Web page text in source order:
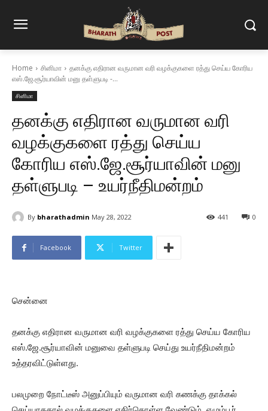
Home சினிமா
தனக்கு எதிரான வருமான வரி வழக்குகளை ரத்து செய்ய கோரிய
எஸ்.ஜே.சூர்யாவின் மனு தள்ளுபடி -...
சினிமா
தனக்கு எதிரான வருமான வரி
வழக்குகளை ரத்து செய்ய
கோரிய எஸ்.ஜே.சூர்யாவின் மனு
தள்ளுபடி – உயர்நீதிமன்றம்
By bharathadmin May 28, 2022 0
441
Facebook Twitter
சென்னை
தனக்கு எதிரான வருமான வரி வழக்குகளை ரத்து செய்ய கோரிய
எஸ்.ஜே.சூர்யாவின் மனுவை தள்ளுபடி செய்து உயர்நீதிமன்றம்
உத்தரவிட்டுள்ளது.
பலமுறை நோட்டீஸ் அனுப்பியும் வருமான வரி கணக்கு தாக்கல்